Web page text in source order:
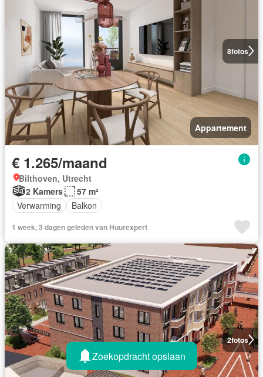
8fotos
Appartement
€ 1.265/maand
Bilthoven, Utrecht
2 Kamers
57 m²
Verwarming
Balkon
1 week, 3 dagen geleden van Huurexpert
2fotos
Zoekopdracht opslaan